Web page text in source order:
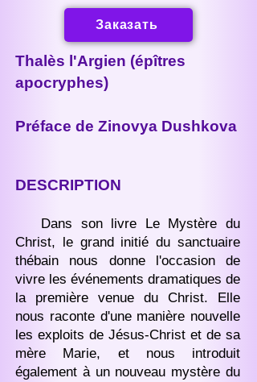
Заказать
Thalès l'Argien (épîtres
apocryphes)
Préface de Zinovya Dushkova
DESCRIPTION
Dans son livre Le Mystère du
Christ, le grand initié du sanctuaire
thébain nous donne l'occasion de
vivre les événements dramatiques de
la première venue du Christ. Elle
nous raconte d'une manière nouvelle
les exploits de Jésus-Christ et de sa
mère Marie, et nous introduit
également à un nouveau mystère du